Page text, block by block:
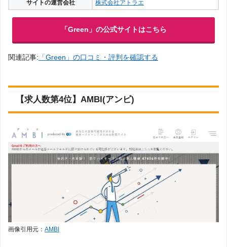
サイトの運営会社
株式会社アトラエ
「Green」の公式サイトはこちら
関連記事: 「Green」の口コミ・評判を確認する
【求人数第4位】AMBI(アンビ)
画像引用元： AMBI